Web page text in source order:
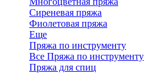
Сиреневая пряжа
Фиолетовая пряжа
Еще
Пряжа по инструменту
Все Пряжа по инструменту
Пряжа для спиц